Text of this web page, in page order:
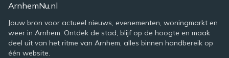
ArnhemNu.nl
Jouw bron voor actueel nieuws, evenementen, woningmarkt en
weer in Arnhem. Ontdek de stad, blijf op de hoogte en maak
deel uit van het ritme van Arnhem, alles binnen handbereik op
één website.